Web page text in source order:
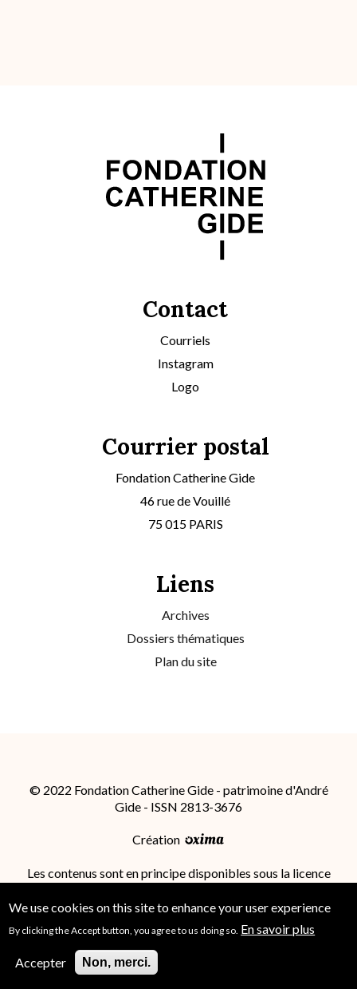
Contact
Courriels
Instagram
Logo
Courrier postal
Fondation Catherine Gide
46 rue de Vouillé
75 015 PARIS
Liens
Archives
Dossiers thématiques
Plan du site
© 2022 Fondation Catherine Gide - patrimoine d'André
Gide - ISSN 2813-3676
Création
Les contenus sont en principe disponibles sous la licence
International (CC BY-SA 4.0); des conditions
supplémentaires peuvent s'appliquer.
We use cookies on this site to enhance your user experience
By clicking the Accept button, you agree to us doing so. En savoir plus
Accepter Non, merci.